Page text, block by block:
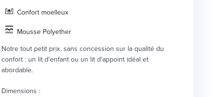
Confort moelleux
Mousse Polyether
Notre tout petit prix, sans concession sur la qualité du
confort : un lit d'enfant ou un lit d'appoint idéal et
abordable.
Dimensions :